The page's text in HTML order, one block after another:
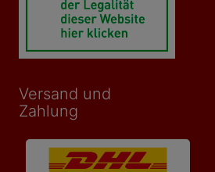
Versand und
Zahlung